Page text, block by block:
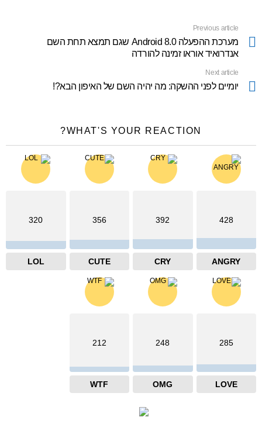
more
Previous article
מערכת ההפעלה Android 8.0 שגם תמצא תחת השם
אנדרואיד אוראו זמינה להורדה
Next article
יומיים לפני ההשקה: מה יהיה השם של האיפון הבא?!
WHAT'S YOUR REACTION?
428
ANGRY
392
CRY
356
CUTE
320
LOL
285
LOVE
248
OMG
212
WTF